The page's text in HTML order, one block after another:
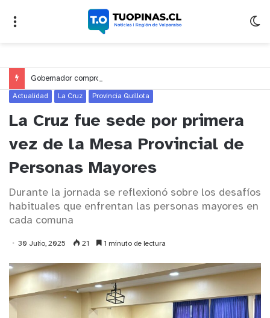
Actualidad La Cruz Provincia Quillota
La Cruz fue sede por primera
vez de la Mesa Provincial de
Personas Mayores
Durante la jornada se reflexionó sobre los desafíos
habituales que enfrentan las personas mayores en
cada comuna
30 Julio, 2025 21 1 minuto de lectura